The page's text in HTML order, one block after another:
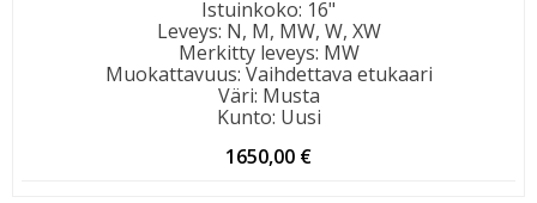
Istuinkoko: 16"
Leveys: N, M, MW, W, XW
Merkitty leveys: MW
Muokattavuus: Vaihdettava etukaari
Väri: Musta
Kunto: Uusi
1650,00 €